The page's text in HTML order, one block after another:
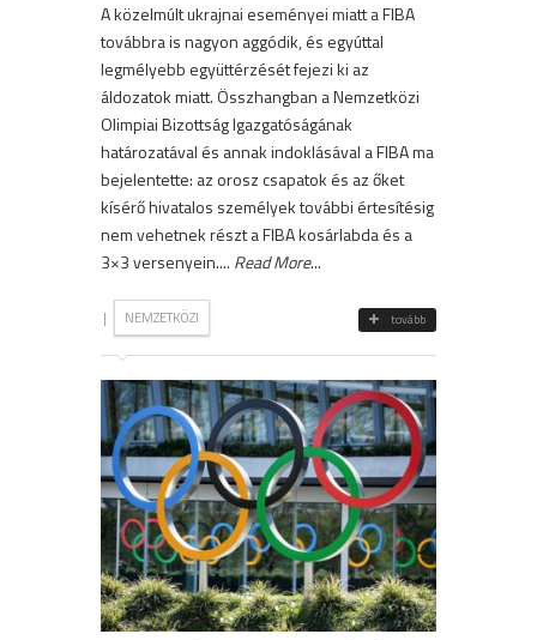
A közelmúlt ukrajnai eseményei miatt a FIBA
továbbra is nagyon aggódik, és egyúttal
legmélyebb együttérzését fejezi ki az
áldozatok miatt. Összhangban a Nemzetközi
Olimpiai Bizottság Igazgatóságának
határozatával és annak indoklásával a FIBA ​​ma
bejelentette: az orosz csapatok és az őket
kísérő hivatalos személyek további értesítésig
nem vehetnek részt a FIBA ​​kosárlabda és a
3×3 versenyein.... Read More...
| NEMZETKÖZI tovább